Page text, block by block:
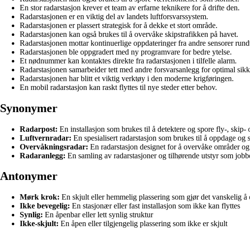
En stor radarstasjon krever et team av erfarne teknikere for å drifte den.
Radarstasjonen er en viktig del av landets luftforsvarssystem.
Radarstasjonen er plassert strategisk for å dekke et stort område.
Radarstasjonen kan også brukes til å overvåke skipstrafikken på havet.
Radarstasjonen mottar kontinuerlige oppdateringer fra andre sensorer
Radarstasjonen ble oppgradert med ny programvare for bedre ytelse.
Et nødnummer kan kontaktes direkte fra radarstasjonen i tilfelle alarm.
Radarstasjonen samarbeider tett med andre forsvarsanlegg for optimal
Radarstasjonen har blitt et viktig verktøy i den moderne krigføringen.
En mobil radarstasjon kan raskt flyttes til nye steder etter behov.
Synonymer
Radarpost: En installasjon som brukes til å detektere og spore fly-,
Luftvernradar: En spesialisert radarstasjon som brukes til å oppdage
Overvåkningsradar: En radarstasjon designet for å overvåke områder
Radaranlegg: En samling av radarstasjoner og tilhørende utstyr som
Antonymer
Mørk krok: En skjult eller hemmelig plassering som gjør det vanskelig å
Ikke bevegelig: En stasjonær eller fast installasjon som ikke kan flyttes
Synlig: En åpenbar eller lett synlig struktur
Ikke-skjult: En åpen eller tilgjengelig plassering som ikke er skjult